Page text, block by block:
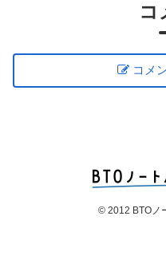
コ
コメ
© 2012 BTOノ